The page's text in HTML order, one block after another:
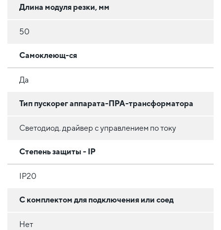
Длина модуля резки, мм
50
Самоклеющ-ся
Да
Тип пускорег аппарата-ПРА-трансформатора
Светодиод. драйвер с управлением по току
Степень защиты - IP
IP20
С комплектом для подключения или соед
Нет